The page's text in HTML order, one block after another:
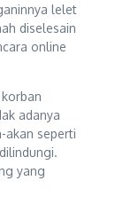
lelet
diselesain
online
adanya
akan seperti
yang